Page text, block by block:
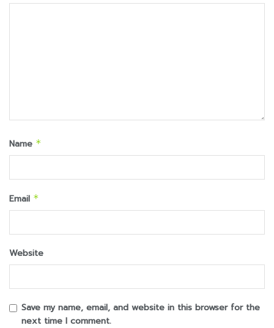
Name *
Email *
Website
Save my name, email, and website in this browser for the
next time I comment.